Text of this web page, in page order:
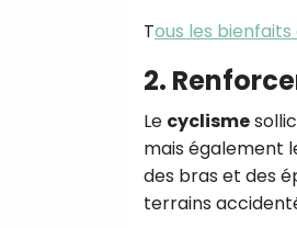
Tous les
2.
Le cyclisme
mais également
des bras et des
terrains